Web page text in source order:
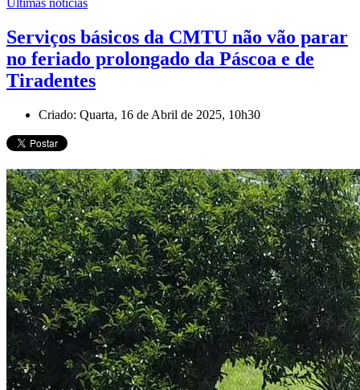
Últimas notícias
Serviços básicos da CMTU não vão parar
no feriado prolongado da Páscoa e de
Tiradentes
Criado: Quarta, 16 de Abril de 2025, 10h30